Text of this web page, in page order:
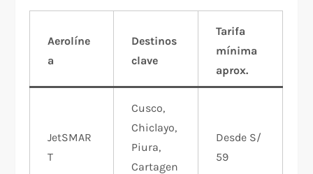
Aerolíne
a
Destinos
clave
Tarifa
mínima
aprox.
JetSMAR
T
Cusco,
Chiclayo,
Piura,
Cartagen
Desde S/
59